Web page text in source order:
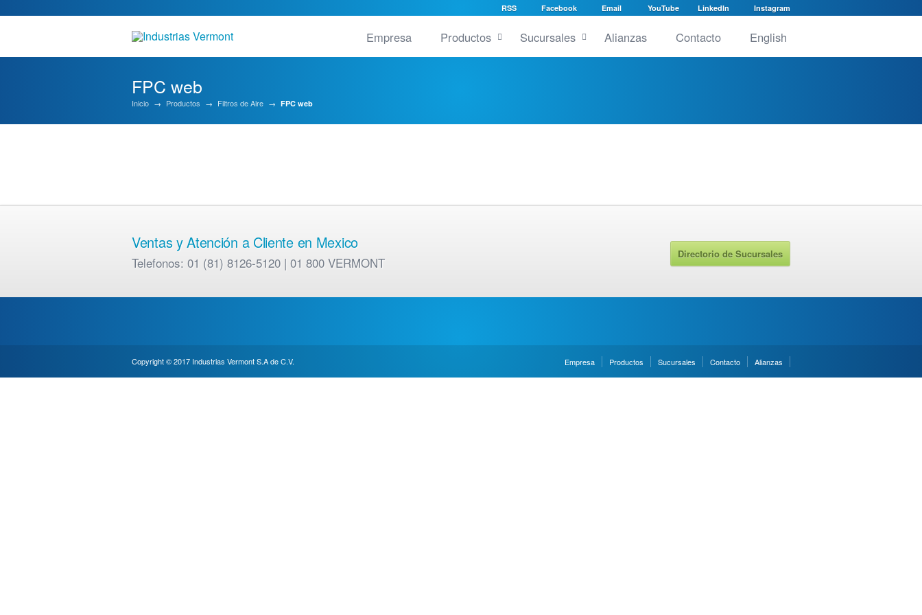
RSS Facebook Email YouTube LinkedIn Instagram
Empresa Productos Sucursales Alianzas Contacto English
FPC web
Inicio → Productos → Filtros de Aire → FPC web
Ventas y Atención a Cliente en Mexico
Telefonos: 01 (81) 8126-5120 | 01 800 VERMONT
Directorio de Sucursales
Copyright © 2017 Industrias Vermont S.A de C.V. Empresa Productos Sucursales Contacto Alianzas